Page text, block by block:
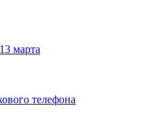
марта
телефона